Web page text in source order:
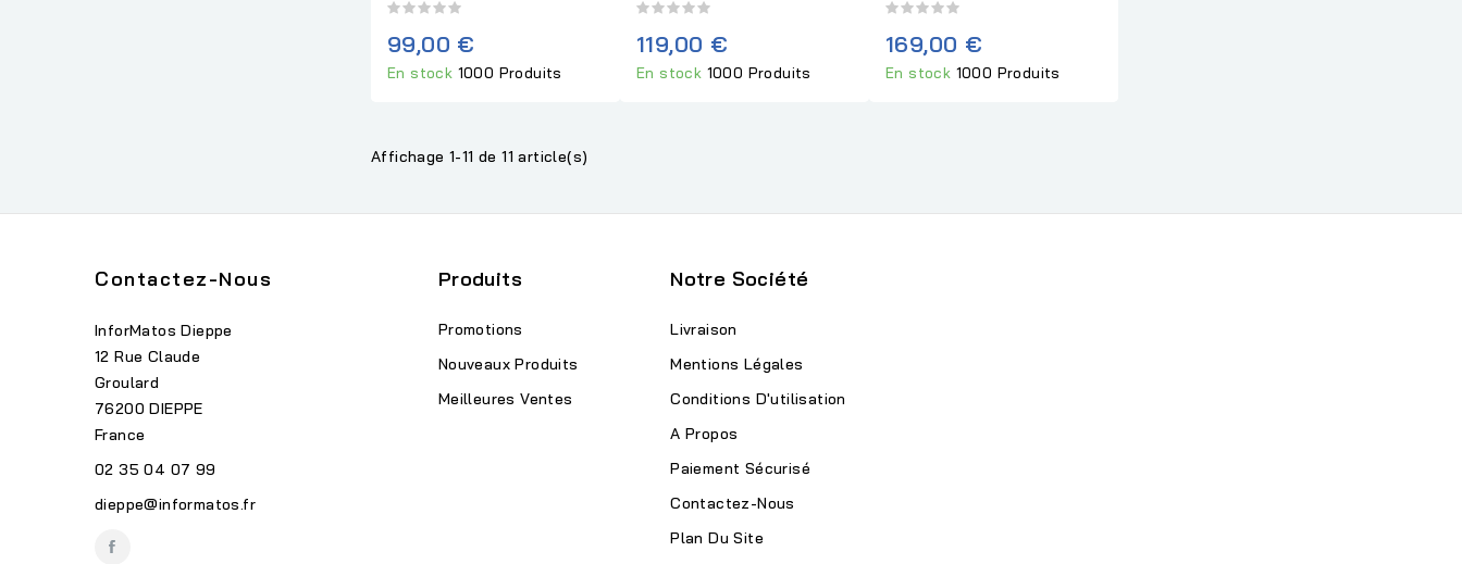
99,00 €
En stock 1000 Produits
119,00 €
En stock 1000 Produits
169,00 €
En stock 1000 Produits
Affichage 1-11 de 11 article(s)
Contactez-Nous
InforMatos Dieppe
12 Rue Claude
Groulard
76200 DIEPPE
France
02 35 04 07 99
dieppe@informatos.fr
Produits
Promotions
Nouveaux Produits
Meilleures Ventes
Notre Société
Livraison
Mentions Légales
Conditions D'utilisation
A Propos
Paiement Sécurisé
Contactez-Nous
Plan Du Site